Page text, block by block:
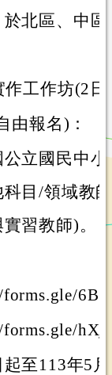
於北區、中
工作坊(2
由報名)：
立國民中
目/領域教
習教師)。
至113年5